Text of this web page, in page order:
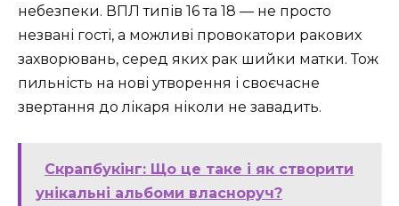
небезпеки. ВПЛ типів 16 та 18 — не просто
незвані гості, а можливі провокатори ракових
захворювань, серед яких рак шийки матки. Тож
пильність на нові утворення і своєчасне
звертання до лікаря ніколи не завадить.
Скрапбукінг: Що це таке і як створити
унікальні альбоми власноруч?